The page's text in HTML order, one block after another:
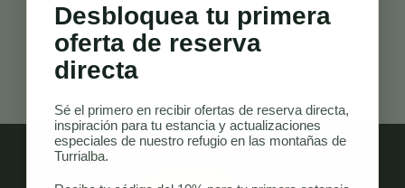
Desbloquea tu primera
oferta de reserva
directa
Sé el primero en recibir ofertas de reserva directa,
inspiración para tu estancia y actualizaciones
especiales de nuestro refugio en las montañas de
Turrialba.